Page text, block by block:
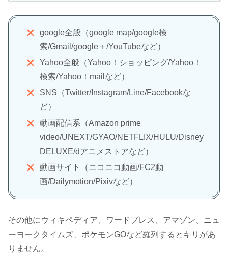
google全般（google map/google検
索/Gmail/google＋/YouTubeなど）
Yahoo全般（Yahoo！ショッピング/Yahoo！
検索/Yahoo！mailなど）
SNS（Twitter/Instagram/Line/Facebookな
ど）
動画配信系（Amazon prime
video/UNEXT/GYAO/NETFLIX/HULU/Disney
DELUXE/dアニメストアなど）
動画サイト（ニコニコ動画/FC2動
画/Dailymotion/Pixivなど）
その他にウィキペディア、ワードプレス、アマゾン、ニュ
ーヨークタイムズ、ポケモンGOなど羅列するとキリがあ
りません。